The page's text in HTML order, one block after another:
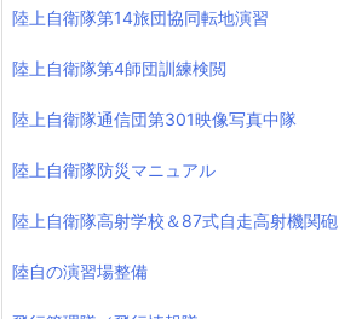
陸上自衛隊第14旅団協同転地演習
陸上自衛隊第4師団訓練検閲
陸上自衛隊通信団第301映像写真中隊
陸上自衛隊防災マニュアル
陸上自衛隊高射学校＆87式自走高射機関砲
陸自の演習場整備